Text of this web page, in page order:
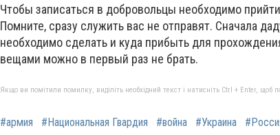
Чтобы записаться в добровольцы необходимо
Помните, сразу служить вас не отправят. Сначала
необходимо сделать и куда прибыть для
вещами можно в первый раз не брать.
Якщо ви помітили помилку, виділіть необхідний текст і натисніть Ctrl + Enter, щоб
#армия #Национальная Гвардия #война #Украина